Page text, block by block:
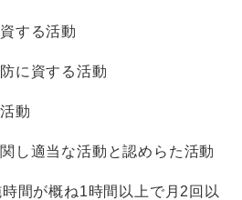
する活動
に資する活動
動
し適当な活動と認めらた活動
間が概ね1時間以上で月2回以